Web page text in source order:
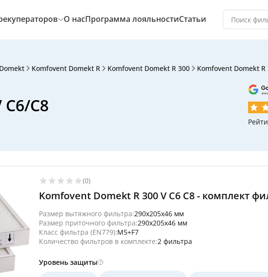
О насПрограмма лояльностиСтатьи
Komfovent Domekt R Komfovent Domekt R 300 Komfovent Domekt R
C8
(0)
Komfovent Domekt R 300 V C6 C8 - комплект
Размер вытяжного фильтра:290x205x46 мм
Размер приточного фильтра:290x205x46 мм
Класс фильтра (EN779):M5+F7
Количество фильтров в комплекте:2 фильтра
Уровень защиты